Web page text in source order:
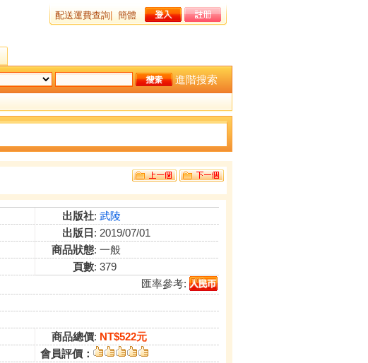
配送運費查詢 簡體
進階搜索
出版社: 武陵
出版日 : 2019/07/01
商品狀態: 一般
頁數: 379
匯率參考:
商品總價: NT$522元
會員評價：